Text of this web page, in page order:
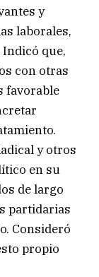
y
laborales,
que,
con otras
favorable
y otros
en su
de largo
partidarias
Consideró
propio